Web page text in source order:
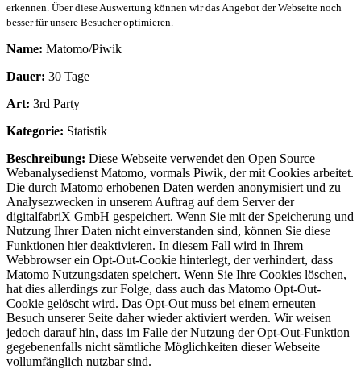
erkennen. Über diese Auswertung können wir das Angebot der Webseite noch
besser für unsere Besucher optimieren.
Name: Matomo/Piwik
Dauer: 30 Tage
Art: 3rd Party
Kategorie: Statistik
Beschreibung: Diese Webseite verwendet den Open Source
Webanalysedienst Matomo, vormals Piwik, der mit Cookies arbeitet.
Die durch Matomo erhobenen Daten werden anonymisiert und zu
Analysezwecken in unserem Auftrag auf dem Server der
digitalfabriX GmbH gespeichert. Wenn Sie mit der Speicherung und
Nutzung Ihrer Daten nicht einverstanden sind, können Sie diese
Funktionen hier deaktivieren. In diesem Fall wird in Ihrem
Webbrowser ein Opt-Out-Cookie hinterlegt, der verhindert, dass
Matomo Nutzungsdaten speichert. Wenn Sie Ihre Cookies löschen,
hat dies allerdings zur Folge, dass auch das Matomo Opt-Out-
Cookie gelöscht wird. Das Opt-Out muss bei einem erneuten
Besuch unserer Seite daher wieder aktiviert werden. Wir weisen
jedoch darauf hin, dass im Falle der Nutzung der Opt-Out-Funktion
gegebenenfalls nicht sämtliche Möglichkeiten dieser Webseite
vollumfänglich nutzbar sind.